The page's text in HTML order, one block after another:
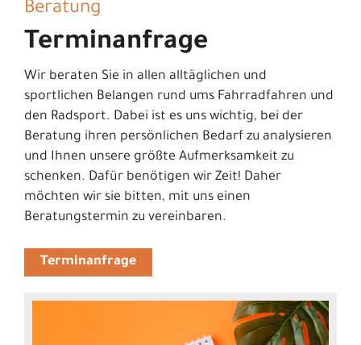
Beratung
Terminanfrage
Wir beraten Sie in allen alltäglichen und
sportlichen Belangen rund ums Fahrradfahren und
den Radsport. Dabei ist es uns wichtig, bei der
Beratung ihren persönlichen Bedarf zu analysieren
und Ihnen unsere größte Aufmerksamkeit zu
schenken. Dafür benötigen wir Zeit! Daher
möchten wir sie bitten, mit uns einen
Beratungstermin zu vereinbaren.
Terminanfrage